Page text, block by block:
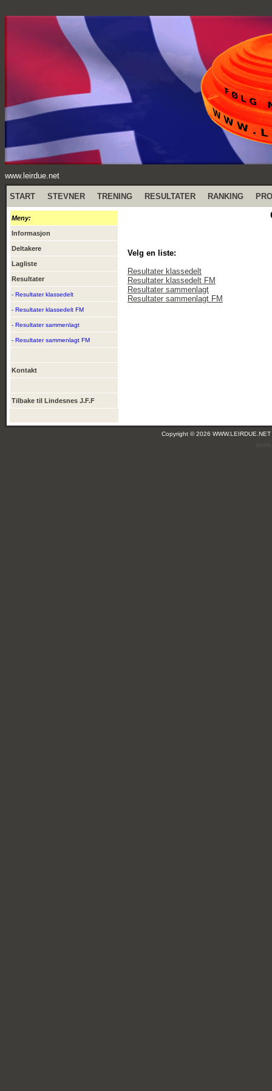
www.leirdue.net
START STEVNER TRENING RESULTATER RANKING
Meny:
Informasjon
Deltakere
Lagliste
Resultater
- Resultater klassedelt
- Resultater klassedelt FM
- Resultater sammenlagt
- Resultater sammenlagt FM
Kontakt
Tilbake til Lindesnes J.F.F
Velg en liste:
Resultater klassedelt
Resultater klassedelt FM
Resultater sammenlagt
Resultater sammenlagt FM
Copyright © 2026